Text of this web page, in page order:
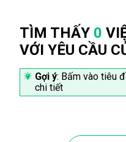
TÌM THẤY 0
VỚI YÊU CẦU
Gợi ý: Bấm vào tiêu
chi tiết